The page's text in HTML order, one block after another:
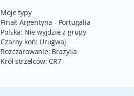
t
Moje typy
Finał: Argentyna - Portugalia
Polska: Nie wyjdzie z grupy
Czarny koń: Urugwaj
Rozczarowanie: Brazylia
Król strzelców: CR7